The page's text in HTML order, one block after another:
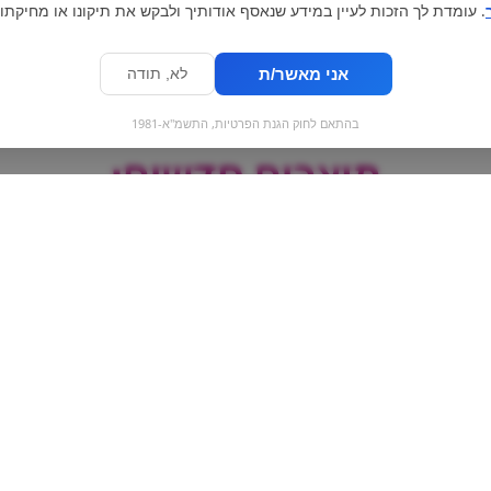
מוצרים חדשים:
. עומדת לך הזכות לעיין במידע שנאסף אודותיך ולבקש את תיקונו או
אני מאשר/ת לא, תודה
בהתאם לחוק הגנת הפרטיות, התשמ"א-1981